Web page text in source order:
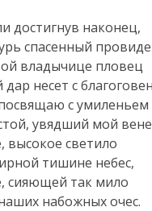
достигнув наконец,
спасенный
владычице пловец
дар несет с
с умиленьем
увядший мой
высокое светило
тишине небес,
сияющей так мило
набожных очес.